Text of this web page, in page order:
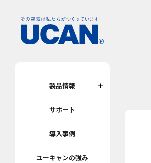
製品情報
サポート
導入事例
ユーキャンの強み